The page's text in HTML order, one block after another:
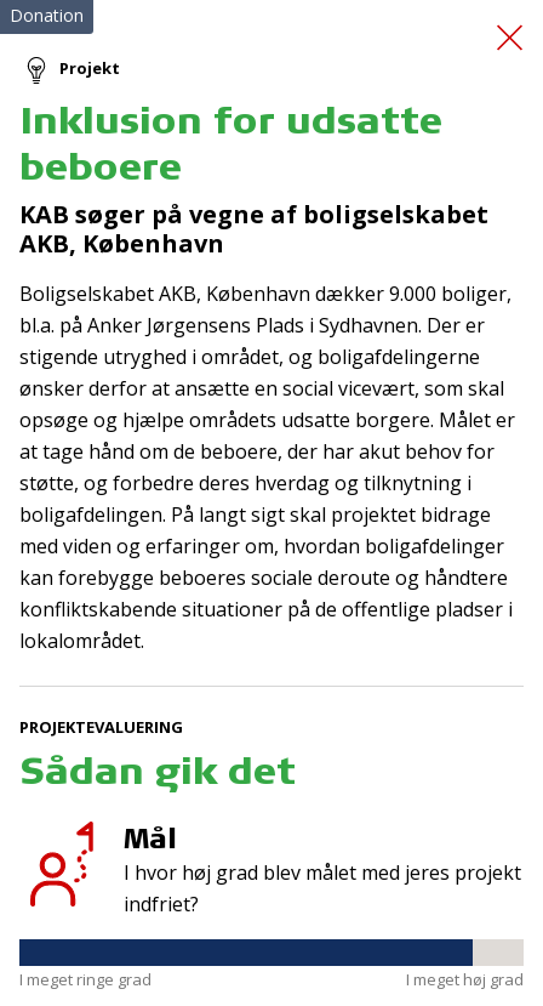
RB Kolding
Oplevelsesklubben
Donation
Projekt
Inklusion for udsatte
beboere
KAB søger på vegne af boligselskabet
AKB, København
Boligselskabet AKB, København dækker 9.000 boliger,
bl.a. på Anker Jørgensens Plads i Sydhavnen. Der er
stigende utryghed i området, og boligafdelingerne
ønsker derfor at ansætte en social vicevært, som skal
opsøge og hjælpe områdets udsatte borgere. Målet er
at tage hånd om de beboere, der har akut behov for
støtte, og forbedre deres hverdag og tilknytning i
boligafdelingen. På langt sigt skal projektet bidrage
med viden og erfaringer om, hvordan boligafdelinger
kan forebygge beboeres sociale deroute og håndtere
konfliktskabende situationer på de offentlige pladser i
lokalområdet.
PROJEKTEVALUERING
Sådan gik det
Mål
I hvor høj grad blev målet med jeres projekt
indfriet?
I meget ringe grad I meget høj grad
Tilmeld nyhedsbrev
De seneste nyheder om TrygFondens og TryghedsGruppens
aktiviteter direkte i din indbakke.
Tilmeld
Kontakt
T:45 26 08 00
info@trygfonden.dk
TryghedsGruppen
T:45 26 08 26
info@tryghedsgruppen.dk
Fakturering